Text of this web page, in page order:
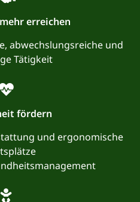
erreichen
abwechslungsreiche und
Tätigkeit
fördern
und ergonomische